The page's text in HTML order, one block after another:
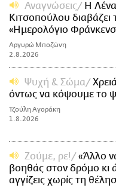
Αναγνώσεις
Η Λένα
Κιτσοπούλου διαβάζει
«Ημερολόγιο
Αργυρώ Μποζώνη
2.8.2026
Ψυχή & Σώμα
όντως να κόψουμε το
Τζούλη Αγοράκη
1.8.2026
Ζούμε, ρε!
«Άλλο
βοηθάς στον δρόμο κι
αγγίζεις χωρίς τη